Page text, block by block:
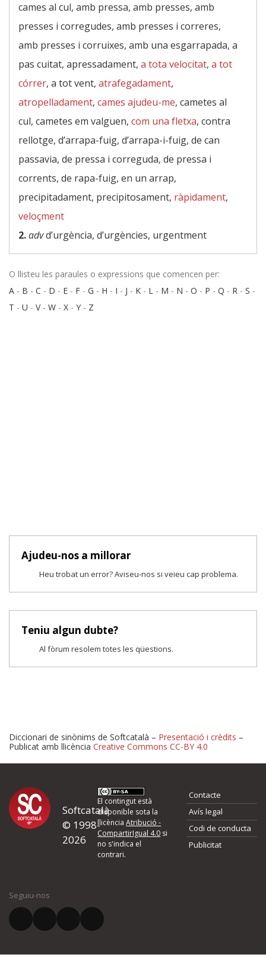
cames al cul, amb pressa, amb presses, amb
presses i corregudes, amb presses i correres,
amb presses i corruixes, amb una esgarrapada, a
pas cuitat, apressadament, a tota velocitat, a tot
córrer, a tot vent, atrafegadament,
atropelladament, cames ajudeu-me, cametes al
cul, cametes em valguen, com una fletxa, contra
rellotge, d’arrapa-fuig, d’arrapa-i-fuig, de can
passavia, de pressa i correguda, de pressa i
corrents, de rapa-fuig, en un arrap,
precipitadament, precipitosament, ràpidament,
veloçment
2.advd’urgència, d’urgències, urgentment
O llisteu les paraules o expressions que comencen per:
A - B - C - D - E - F - G - H - I - J - K - L - M - N - O - P - Q - R - S -
T - U - V- W - X - Y - Z
Ajudeu-nos a millorar
Heu trobat un error? Aviseu-nos si veieu cap problema.
Teniu algun dubte?
Al fòrum resolem totes les qüestions.
Proposeu-nos millores o
d'errors
Si heu trobat un error o voleu proposar alguna millora, ompliu els
quina és la millora que proposeu o l'error del qual voleu informar-
El vostre correu electrònic *
Diccionari de sinònims de Softcatalà – Presentació i crèdits –
Publicat amb llicència Creative Commons CC-BY 4.0
Softcatalà
© 1998-
2026
El contingut està
disponible sota la
llicènciaAtribució -
CompartirIgual 4.0 si
no s'indica el
contrari.
Contacte
Avís legal
Codi de conducta
Publicitat
Seguiu-nos